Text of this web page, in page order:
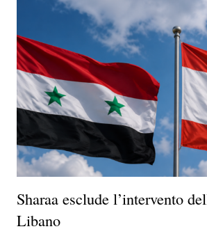
Sharaa esclude l’intervento
Libano